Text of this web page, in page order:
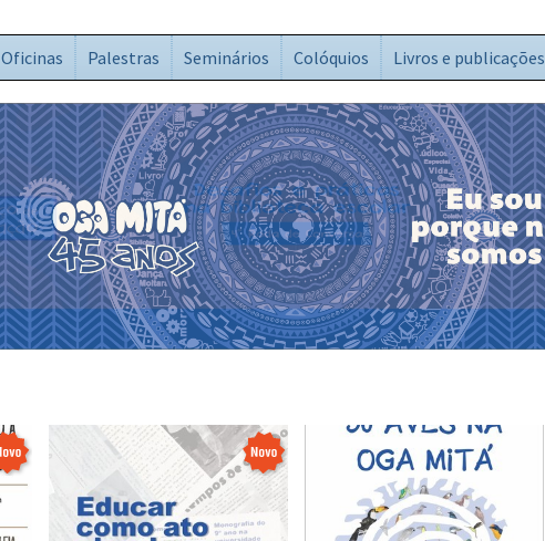
Oficinas Palestras Seminários Colóquios Livros e publicações